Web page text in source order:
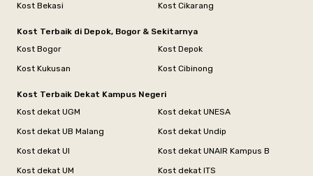
Kost Bekasi
Kost Cikarang
Kost Terbaik di Depok, Bogor & Sekitarnya
Kost Bogor
Kost Depok
Kost Kukusan
Kost Cibinong
Kost Terbaik Dekat Kampus Negeri
Kost dekat UGM
Kost dekat UNESA
Kost dekat UB Malang
Kost dekat Undip
Kost dekat UI
Kost dekat UNAIR Kampus B
Kost dekat UM
Kost dekat ITS